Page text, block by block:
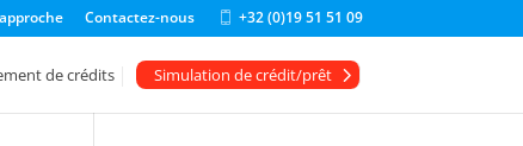
Contactez-nous
m
o
bi
le
ic
+32 (0)19 51 51 09
de crédits Simulation de crédit/prêt